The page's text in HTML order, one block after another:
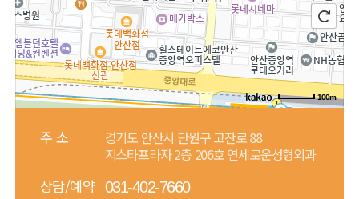
100m
주 소
경기도 안산시 단원구 고잔로 88
지스타프라자 2층 206호 연세로운성형외과
상담/예약 031-402-7660